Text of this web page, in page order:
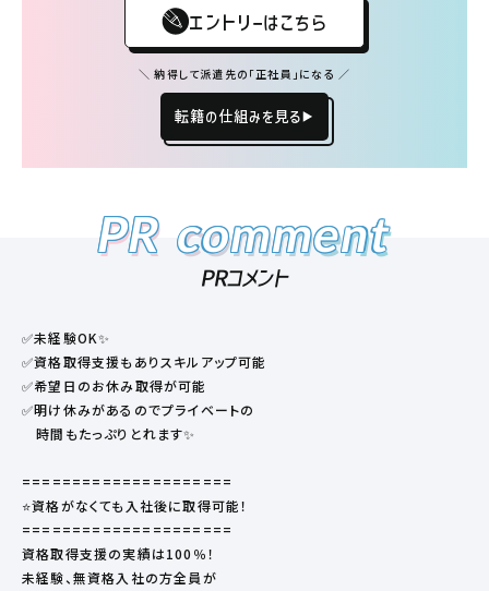
エントリーはこちら
＼ 納得して派遣先の「正社員」になる ／
転籍の仕組みを見る
PR comment
PR comment
PRコメント
✅未経験OK✨
✅資格取得支援もありスキルアップ可能
✅希望日のお休み取得が可能
✅明け休みがあるのでプライベートの
時間もたっぷりとれます✨
=====================
⭐資格がなくても入社後に取得可能！
=====================
資格取得支援の実績は100％！
未経験、無資格入社の方全員が